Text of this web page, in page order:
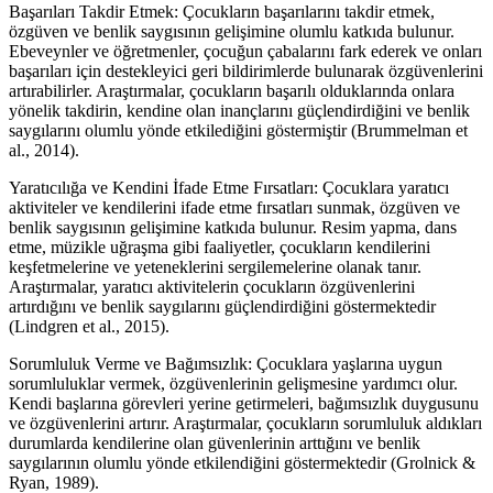
Başarıları Takdir Etmek: Çocukların başarılarını takdir etmek,
özgüven ve benlik saygısının gelişimine olumlu katkıda bulunur.
Ebeveynler ve öğretmenler, çocuğun çabalarını fark ederek ve onları
başarıları için destekleyici geri bildirimlerde bulunarak özgüvenlerini
artırabilirler. Araştırmalar, çocukların başarılı olduklarında onlara
yönelik takdirin, kendine olan inançlarını güçlendirdiğini ve benlik
saygılarını olumlu yönde etkilediğini göstermiştir (Brummelman et
al., 2014).
Yaratıcılığa ve Kendini İfade Etme Fırsatları: Çocuklara yaratıcı
aktiviteler ve kendilerini ifade etme fırsatları sunmak, özgüven ve
benlik saygısının gelişimine katkıda bulunur. Resim yapma, dans
etme, müzikle uğraşma gibi faaliyetler, çocukların kendilerini
keşfetmelerine ve yeteneklerini sergilemelerine olanak tanır.
Araştırmalar, yaratıcı aktivitelerin çocukların özgüvenlerini
artırdığını ve benlik saygılarını güçlendirdiğini göstermektedir
(Lindgren et al., 2015).
Sorumluluk Verme ve Bağımsızlık: Çocuklara yaşlarına uygun
sorumluluklar vermek, özgüvenlerinin gelişmesine yardımcı olur.
Kendi başlarına görevleri yerine getirmeleri, bağımsızlık duygusunu
ve özgüvenlerini artırır. Araştırmalar, çocukların sorumluluk aldıkları
durumlarda kendilerine olan güvenlerinin arttığını ve benlik
saygılarının olumlu yönde etkilendiğini göstermektedir (Grolnick &
Ryan, 1989).